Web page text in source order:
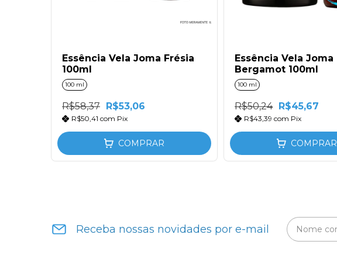
Essência Vela Joma Frésia
100ml
100 ml
R$58,37 R$53,06
R$50,41 com Pix
COMPRAR
Essência Vela Joma
Bergamot 100ml
100 ml
R$50,24 R$45,67
R$43,39 com Pix
COMPRAR
Receba nossas novidades por e-mail